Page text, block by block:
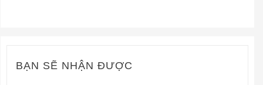
BẠN SẼ NHẬN ĐƯỢC